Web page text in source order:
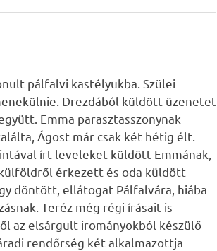
pálfalvi kastélyukba. Szülei
Drezdából küldött üzenetet
Emma parasztasszonynak
Ágost már csak két hétig élt.
írt leveleket küldött Emmának,
érkezett és oda küldött
döntött, ellátogat Pálfalvára, hiába
Teréz még régi írásait is
az elsárgult irományokból készülő
rendőrség két alkalmazottja